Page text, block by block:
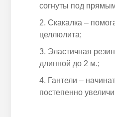
согнуты под
Скакалка –
целлюлита;
Эластичная
длинной до 2 м.;
Гантели –
постепенно